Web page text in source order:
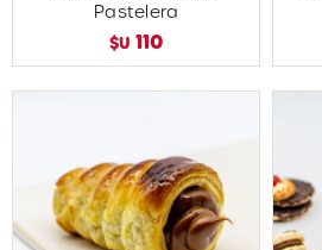
Pastelera
$U 110